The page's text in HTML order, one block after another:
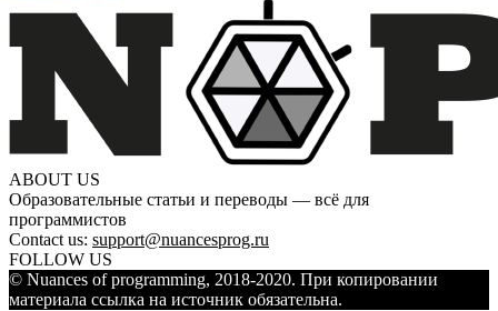
ABOUT US
Образовательные статьи и переводы — всё для
программистов
Contact us: support@nuancesprog.ru
FOLLOW US
© Nuances of programming, 2018-2020. При копировании
материала ссылка на источник обязательна.